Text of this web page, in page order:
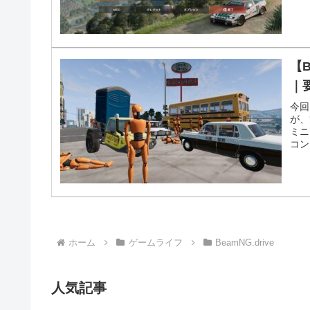
今
が
ミ
コ
ホーム ゲームライフ BeamNG.drive
人気記事